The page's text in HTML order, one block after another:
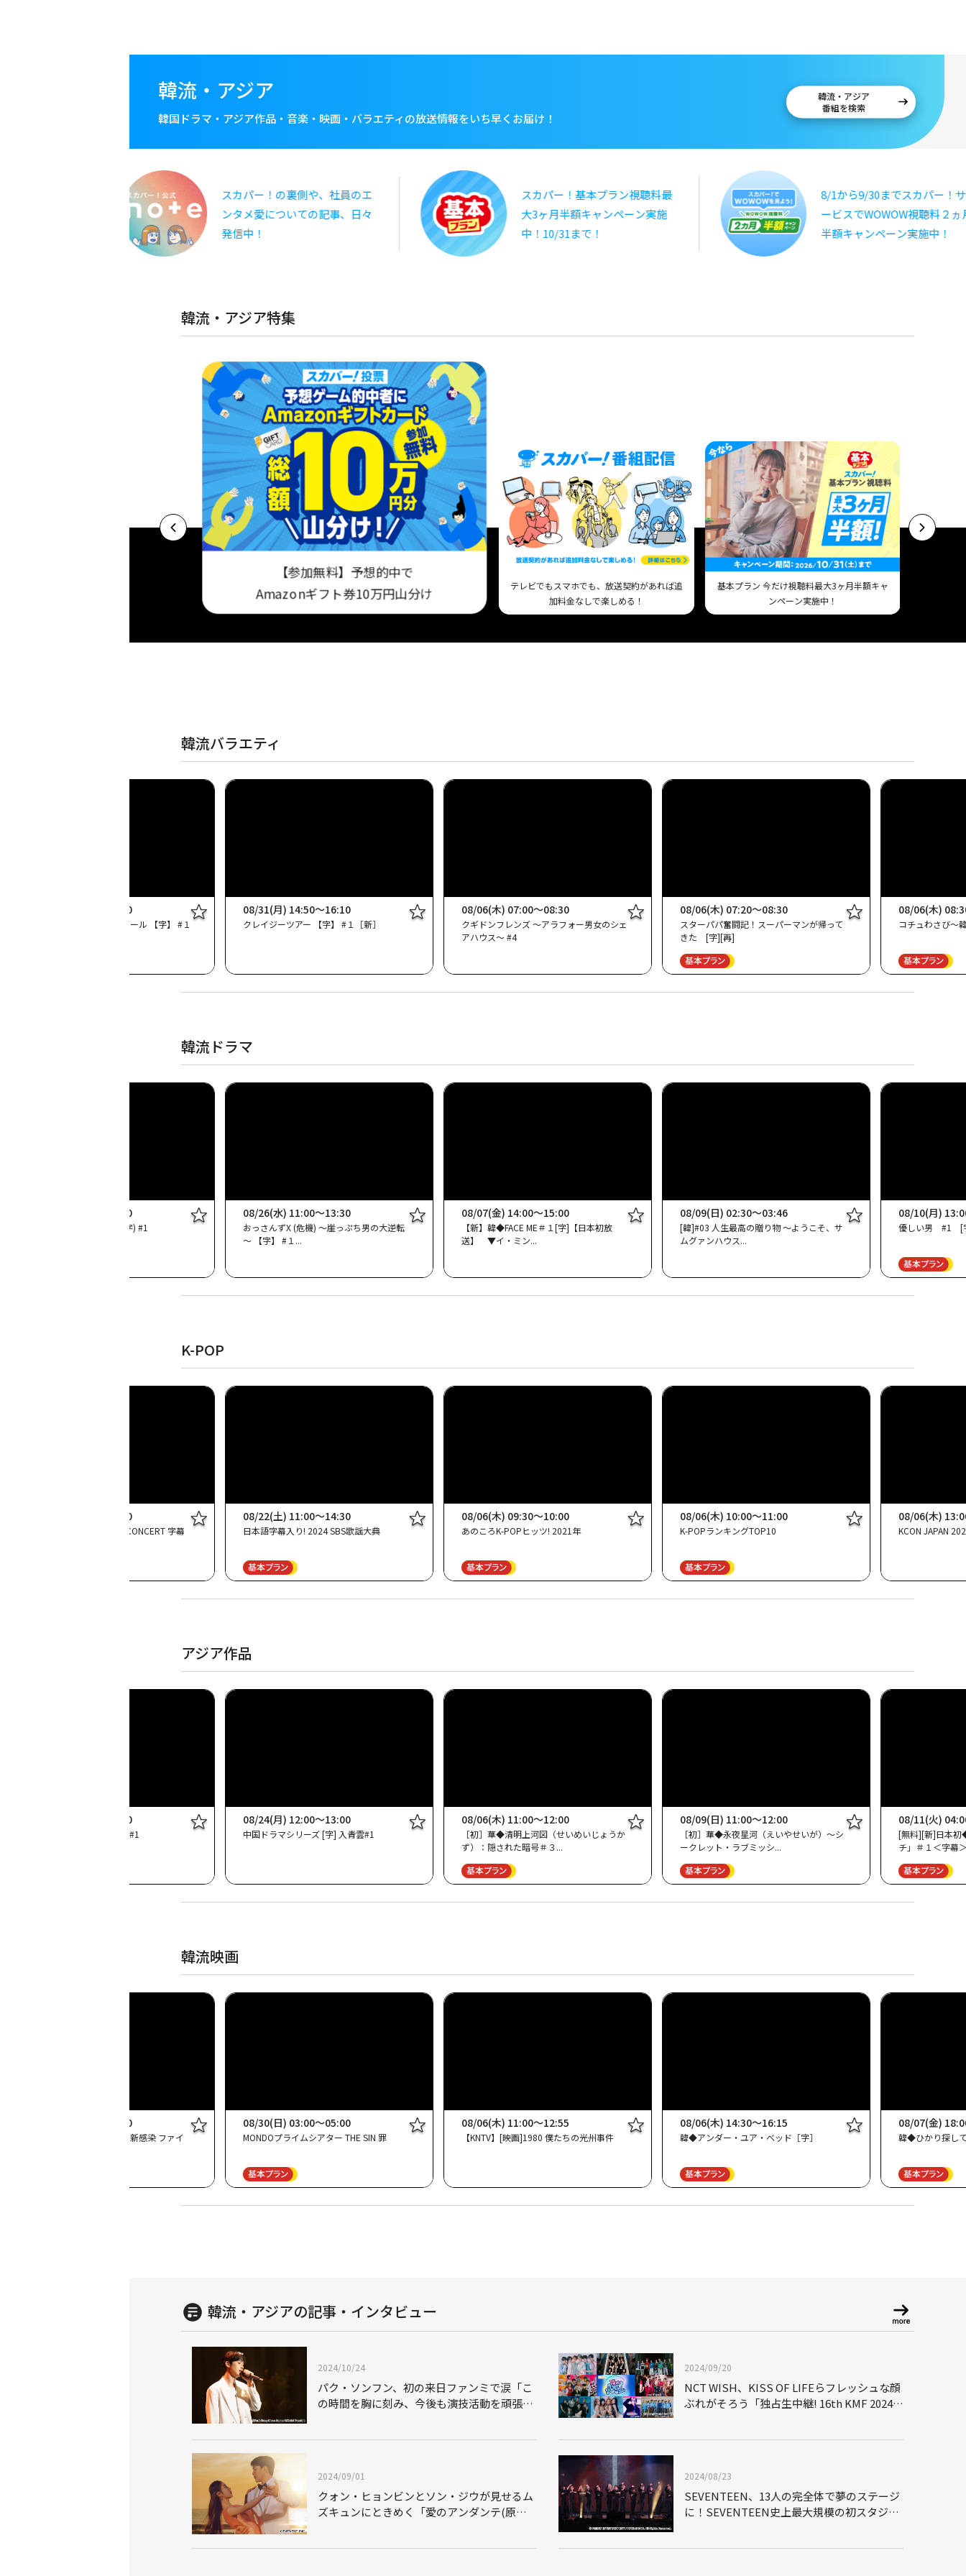
韓流・アジア
韓国ドラマ・アジア作品・音楽・映画・バラエティの放送情報をいち早くお届け！
韓流・アジア
番組を検索
スカパー！の裏側や、社員のエ
ンタメ愛についての記事、日々
発信中！
スカパー！基本プラン視聴料最
大3ヶ月半額キャンペーン実施
中！10/31まで！
8/1から9/30までスカパー！サ
ービスでWOWOW視聴料２ヵ
半額キャンペーン実施中！
韓流・アジア特集
【参加無料】予想的中で
Amazonギフト券10万円山分け
テレビでもスマホでも、放送契約があれば追
加料金なしで楽しめる！
基本プラン 今だけ視聴料最大3ヶ月半額キャ
ンペーン実施中！
韓流バラエティ
08/28(金) 15:15～17:00
応答せよ！ 僕らのハイスクール 【字】 #１
08/31(月) 14:50～16:10
クレイジーツアー 【字】 #１［新］
08/06(木) 07:00～08:30
クギドンフレンズ ～アラフォー男女のシェ
アハウス～ #4
08/06(木) 07:20～08:30
スターパパ奮闘記！スーパーマンが帰って
きた [字][再]
08/06(木)
コチュわさび～
韓流ドラマ
08/23(日) 23:00～00:00
韓国ドラマ「狂気の愛」 (字) #1
08/26(水) 11:00～13:30
おっさんずX (危機) ～崖っぷち男の大逆転
～ 【字】 #１
08/07(金) 14:00～15:00
【新】韓◆FACE ME＃１[字]【日本初放
送】 ▼イ・ミン
08/09(日) 02:30～03:46
[韓]#03 人生最高の贈り物 ～ようこそ、サ
ムグァンハウス
08/10(月)
優しい男 #1 [
K-POP
08/14(金) 09:00～10:30
M COUNTDOWN × MEGA CONCERT 字幕
08/22(土) 11:00～14:30
日本語字幕入り! 2024 SBS歌謡大典
08/06(木) 09:30～10:00
あのころK-POPヒッツ! 2021年
08/06(木) 10:00～11:00
K-POPランキングTOP10
08/06(木)
KCON JAPAN
アジア作品
08/19(水) 08:30～10:00
中国ドラマ「長歌行」 (字) #1
08/24(月) 12:00～13:00
中国ドラマシリーズ [字] 入青雲#1
08/06(木) 11:00～12:00
［初］華◆清明上河図（せいめいじょうか
ず）：隠された暗号＃３
08/09(日) 11:00～12:00
［初］華◆永夜星河（えいやせいが）～シ
ークレット・ラブミッシ
08/11(火)
[無料][新]日本初
チ」＃１＜字幕
韓流映画
08/29(土) 12:00～14:10
真夏の最恐ホラー・ナイト 新感染 ファイ
08/30(日) 03:00～05:00
MONDOプライムシアター THE SIN 罪
08/06(木) 11:00～12:55
【KNTV】[映画]1980 僕たちの光州事件
08/06(木) 14:30～16:15
韓◆アンダー・ユア・ベッド［字］
08/07(金)
韓◆ひかり探し
韓流・アジアの記事・インタビュー
2024/10/24
パク・ソンフン、初の来日ファンミで涙「こ
の時間を胸に刻み、今後も演技活動を頑張っ
2024/09/20
NCT WISH、KISS OF LIFEらフレッシュな顔
ぶれがそろう「独占生中継! 16th KMF 2024」
2024/09/01
クォン・ヒョンビンとソン・ジウが見せるム
ズキュンにときめく「愛のアンダンテ(原
2024/08/23
SEVENTEEN、13人の完全体で夢のステージ
に！SEVENTEEN史上最大規模の初スタジア